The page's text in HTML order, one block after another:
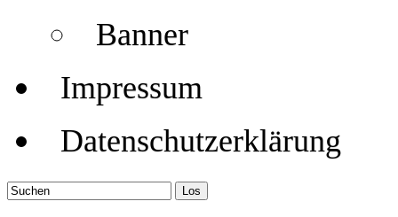
Banner
Impressum
Datenschutzerklärung